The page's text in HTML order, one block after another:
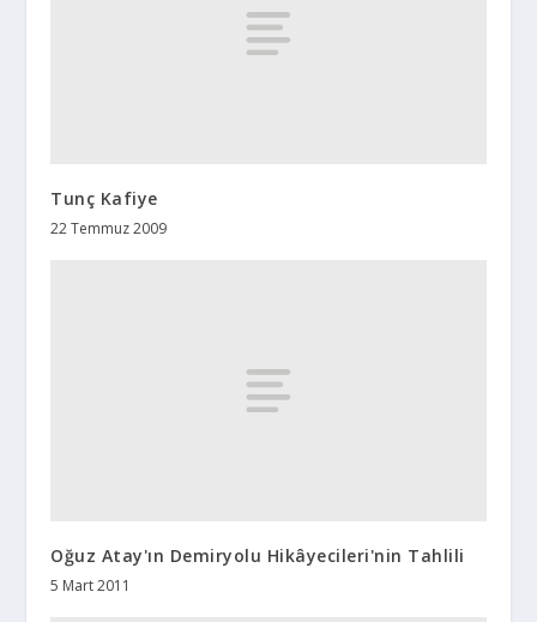
Tunç Kafiye
22 Temmuz 2009
Oğuz Atay'ın Demiryolu Hikâyecileri'nin Tahlili
5 Mart 2011